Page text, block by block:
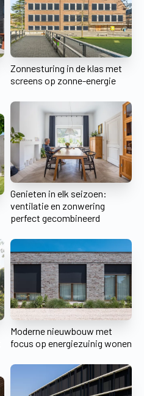
Zonnesturing in de klas met
screens op zonne-energie
Genieten in elk seizoen:
ventilatie en zonwering
perfect gecombineerd
Moderne nieuwbouw met
focus op energiezuinig wonen